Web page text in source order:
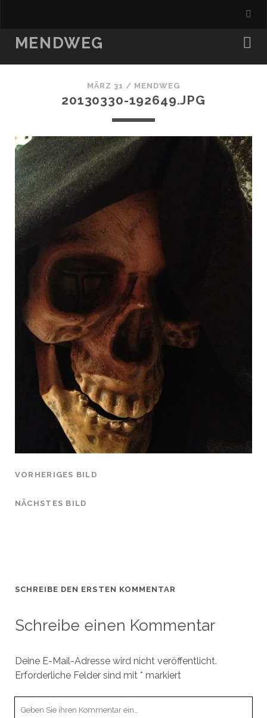
MENDWEG
MÄRZ 31 / MENDWEG
20130330-192649.JPG
VORHERIGES BILD
NÄCHSTES BILD
SCHREIBE DEN ERSTEN KOMMENTAR
Schreibe einen Kommentar
Deine E-Mail-Adresse wird nicht veröffentlicht.
Erforderliche Felder sind mit * markiert